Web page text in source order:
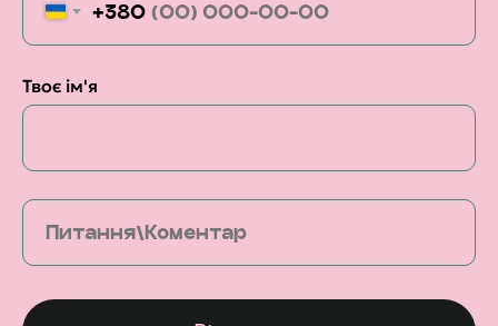
+380
Твоє ім'я